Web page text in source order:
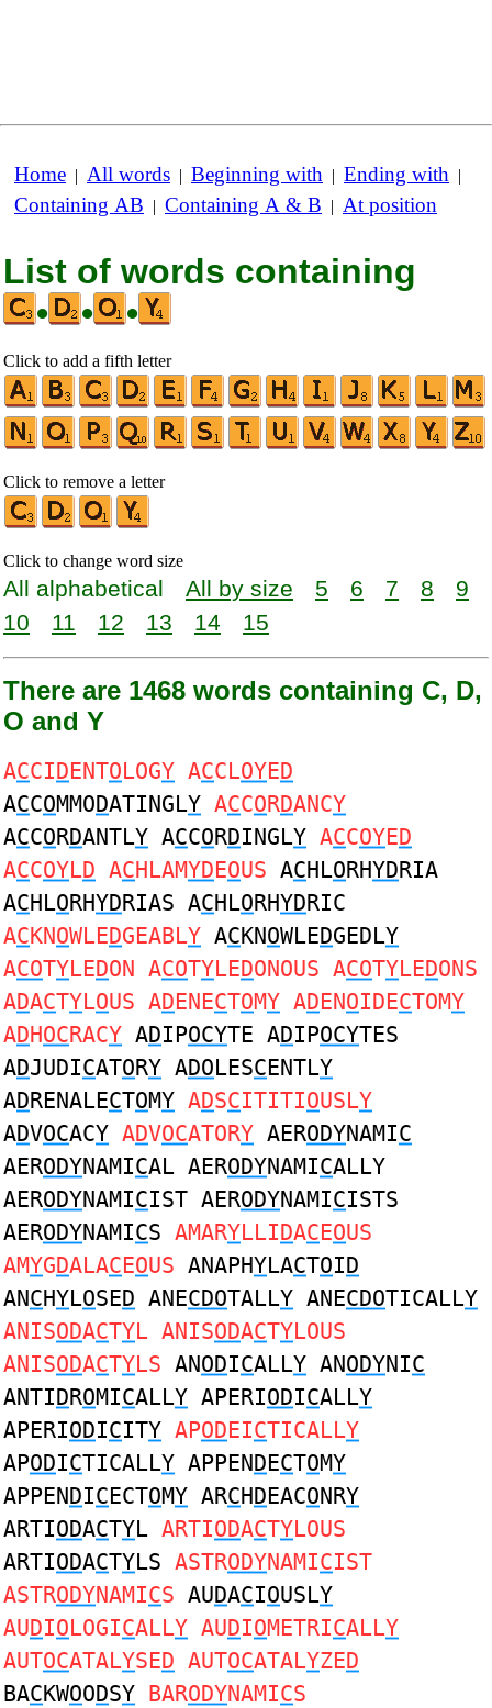
Home | All words | Beginning with | Ending with |
Containing AB | Containing A & B | At position
List of words containing
•
• •
Click to add a fifth letter
Click to remove a letter
Click to change word size
All alphabetical All by size 5 6 7 8
9
10
11 12 13 14 15
There are 1468 words containing C, D,
O and Y
ACCIDENTOLOGY ACCLOYED
ACCOMMODATINGLY ACCORDANCY
ACCORDANTLY ACCORDINGLY ACCOYED
ACCOYLD ACHLAMYDEOUS ACHLORHYDRIA
ACHLORHYDRIAS ACHLORHYDRIC
ACKNOWLEDGEABLY ACKNOWLEDGEDLY
ACOTYLEDON ACOTYLEDONOUS ACOTYLEDONS
ADACTYLOUS ADENECTOMY ADENOIDECTOMY
ADHOCRACY ADIPOCYTE ADIPOCYTES
ADJUDICATORY ADOLESCENTLY
ADRENALECTOMY ADSCITITIOUSLY
ADVOCACY ADVOCATORY AERODYNAMIC
AERODYNAMICAL AERODYNAMICALLY
AERODYNAMICIST AERODYNAMICISTS
AERODYNAMICS AMARYLLIDACEOUS
AMYGDALACEOUS ANAPHYLACTOID
ANCHYLOSED ANECDOTALLY ANECDOTICALLY
ANISODACTYL ANISODACTYLOUS
ANISODACTYLS ANODICALLY ANODYNIC
ANTIDROMICALLY APERIODICALLY
APERIODICITY APODEICTICALLY
APODICTICALLY APPENDECTOMY
APPENDICECTOMY ARCHDEACONRY
ARTIODACTYL ARTIODACTYLOUS
ARTIODACTYLS ASTRODYNAMICIST
ASTRODYNAMICS AUDACIOUSLY
AUDIOLOGICALLY AUDIOMETRICALLY
AUTOCATALYSED AUTOCATALYZED
BACKWOODSY BARODYNAMICS